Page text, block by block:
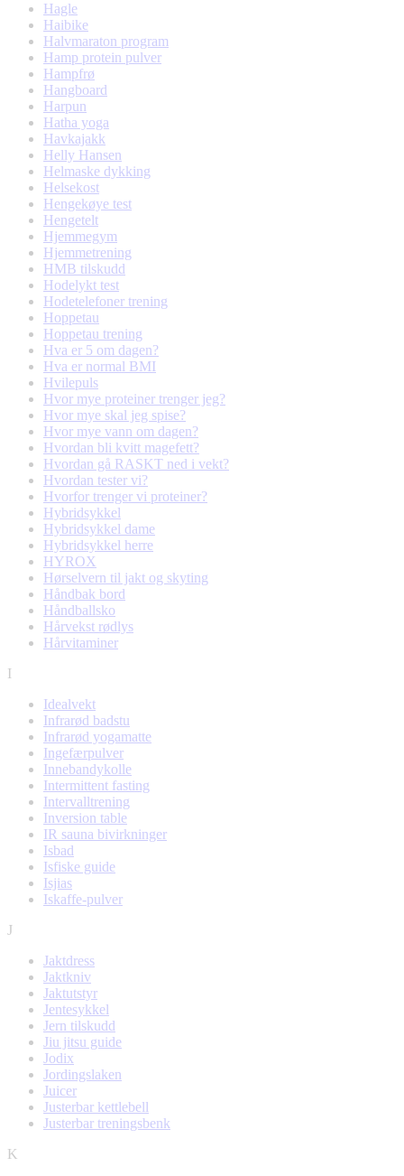
Hagle
Haibike
Halvmaraton program
Hamp protein pulver
Hampfrø
Hangboard
Harpun
Hatha yoga
Havkajakk
Helly Hansen
Helmaske dykking
Helsekost
Hengekøye test
Hengetelt
Hjemmegym
Hjemmetrening
HMB tilskudd
Hodelykt test
Hodetelefoner trening
Hoppetau
Hoppetau trening
Hva er 5 om dagen?
Hva er normal BMI
Hvilepuls
Hvor mye proteiner trenger jeg?
Hvor mye skal jeg spise?
Hvor mye vann om dagen?
Hvordan bli kvitt magefett?
Hvordan gå RASKT ned i vekt?
Hvordan tester vi?
Hvorfor trenger vi proteiner?
Hybridsykkel
Hybridsykkel dame
Hybridsykkel herre
HYROX
Hørselvern til jakt og skyting
Håndbak bord
Håndballsko
Hårvekst rødlys
Hårvitaminer
I
Idealvekt
Infrarød badstu
Infrarød yogamatte
Ingefærpulver
Innebandykolle
Intermittent fasting
Intervalltrening
Inversion table
IR sauna bivirkninger
Isbad
Isfiske guide
Isjias
Iskaffe-pulver
J
Jaktdress
Jaktkniv
Jaktutstyr
Jentesykkel
Jern tilskudd
Jiu jitsu guide
Jodix
Jordingslaken
Juicer
Justerbar kettlebell
Justerbar treningsbenk
K